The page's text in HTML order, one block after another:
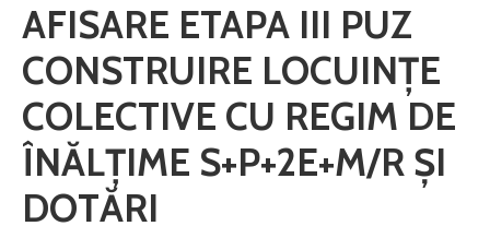
AFISARE ETAPA III PUZ
CONSTRUIRE LOCUINȚE
COLECTIVE CU REGIM DE
ÎNĂLȚIME S+P+2E+M/R ȘI
DOTĂRI